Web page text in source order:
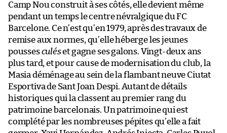
Camp Nou construit à ses côtés, elle devient même
pendant un temps le centre névralgique du FC
Barcelone. Ce n’est qu’en 1979, après des travaux de
remise aux normes, qu’elle héberge les jeunes
poussesculéset gagne ses galons. Vingt-deux ans
plus tard, et pour cause de modernisation du club, la
Masia déménage au sein de la flambant neuve Ciutat
Esportiva de Sant Joan Despi. Autant de détails
historiques qui la classent au premier rang du
patrimoine barcelonais. Un patrimoine qui est
complété par les nombreuses pépites qu’elle a fait